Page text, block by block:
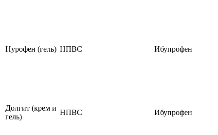
Нурофен (гель) НПВС Ибупрофен
Долгит (крем и
гель)
НПВС Ибупрофен